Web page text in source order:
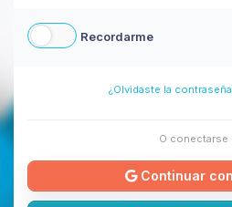
Recordarme
¿Olvidaste la
O conectarse
Continuar